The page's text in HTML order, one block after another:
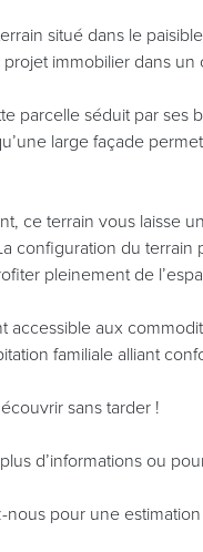
situé dans le
immobilier dans
parcelle séduit par ses
large façade
ce terrain vous laisse
configuration du terrain
pleinement de
accessible aux
familiale alliant
sans tarder !
d’informations ou
pour une